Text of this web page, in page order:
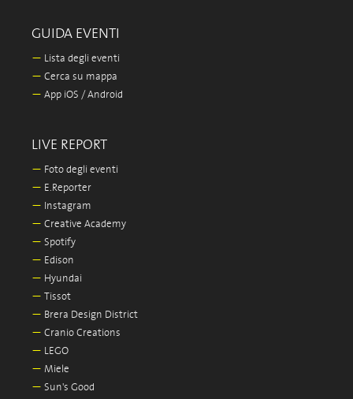
GUIDA EVENTI
— Lista degli eventi
— Cerca su mappa
— App iOS / Android
LIVE REPORT
— Foto degli eventi
— E.Reporter
— Instagram
— Creative Academy
— Spotify
— Edison
— Hyundai
— Tissot
— Brera Design District
— Cranio Creations
— LEGO
— Miele
— Sun's Good